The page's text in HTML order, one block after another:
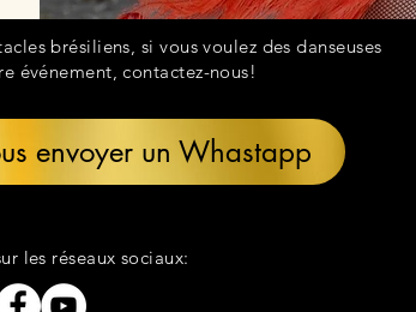
brésiliens, si vous voulez des danseuses
événement, contactez-nous!
envoyer un Whastapp
les réseaux sociaux: